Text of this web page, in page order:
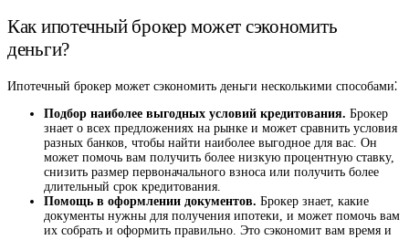
Как ипотечный брокер может сэкономить
деньги?
Ипотечный брокер может сэкономить деньги несколькими способами⁚
Подбор наиболее выгодных условий кредитования. Брокер
знает о всех предложениях на рынке и может сравнить условия
разных банков, чтобы найти наиболее выгодное для вас. Он
может помочь вам получить более низкую процентную ставку,
снизить размер первоначального взноса или получить более
длительный срок кредитования.
Помощь в оформлении документов. Брокер знает, какие
документы нужны для получения ипотеки, и может помочь вам
их собрать и оформить правильно. Это сэкономит вам время и